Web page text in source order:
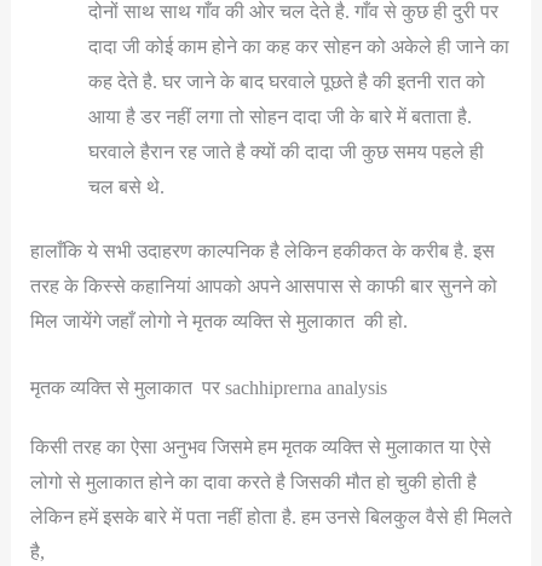
दोनों साथ साथ गाँव की ओर चल देते है. गाँव से कुछ ही दुरी पर
दादा जी कोई काम होने का कह कर सोहन को अकेले ही जाने का
कह देते है. घर जाने के बाद घरवाले पूछते है की इतनी रात को
आया है डर नहीं लगा तो सोहन दादा जी के बारे में बताता है.
घरवाले हैरान रह जाते है क्यों की दादा जी कुछ समय पहले ही
चल बसे थे.
हालाँकि ये सभी उदाहरण काल्पनिक है लेकिन हकीकत के करीब है. इस
तरह के किस्से कहानियां आपको अपने आसपास से काफी बार सुनने को
मिल जायेंगे जहाँ लोगो ने मृतक व्यक्ति से मुलाकात की हो.
मृतक व्यक्ति से मुलाकात पर sachhiprerna analysis
किसी तरह का ऐसा अनुभव जिसमे हम मृतक व्यक्ति से मुलाकात या ऐसे
लोगो से मुलाकात होने का दावा करते है जिसकी मौत हो चुकी होती है
लेकिन हमें इसके बारे में पता नहीं होता है. हम उनसे बिलकुल वैसे ही मिलते
है,